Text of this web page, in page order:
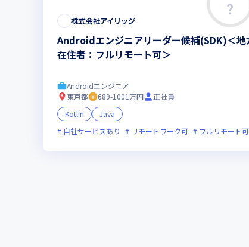
株式会社アイリッジ
Androidエンジニアリーダー候補(SDK)＜地
在住者：フルリモート可＞
Androidエンジニア
東京都
689-1001万円
正社員
Kotlin
Java
自社サービスあり
リモートワーク可 フルリモート可